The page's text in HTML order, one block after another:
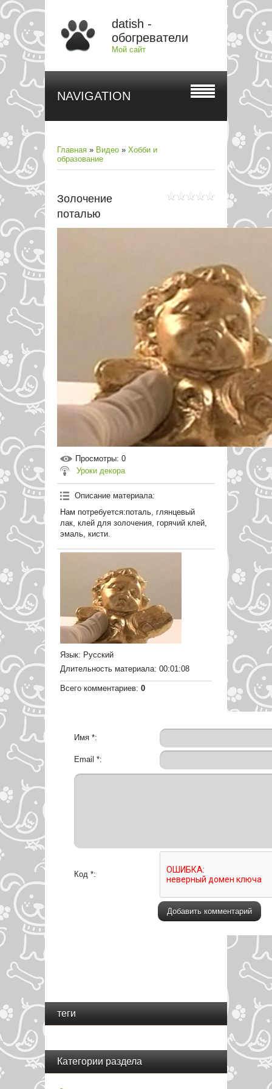
datish -
обогреватели
Мой сайт
NAVIGATION
Главная » Видео » Хобби и
образование
Золочение
поталью
Просмотры: 0
Уроки декора
Описание материала:
Нам потребуется:поталь, глянцевый
лак, клей для золочения, горячий клей,
эмаль, кисти.
Язык: Русский
Длительность материала: 00:01:08
Всего комментариев: 0
Имя *:
Email *:
Код *:
теги
Категории раздела